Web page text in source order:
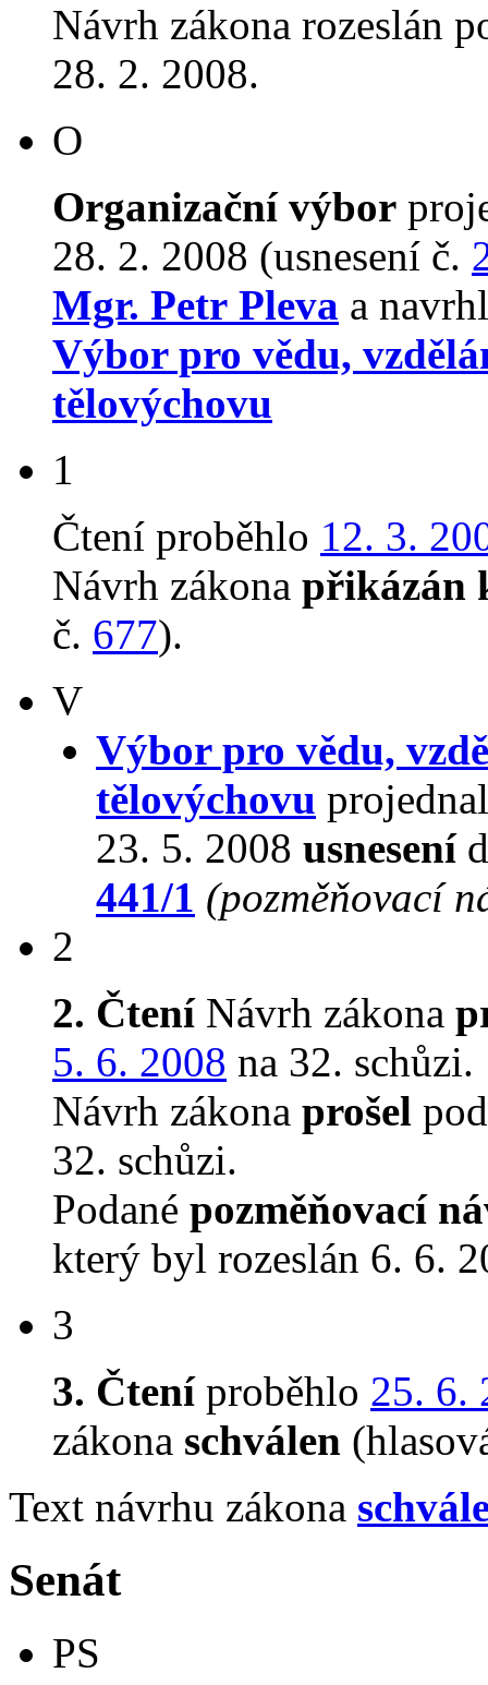
Návrh zákona rozeslán
28. 2. 2008.
O
Organizační výbor
28. 2. 2008 (usnesení č.
Mgr. Petr Pleva a
Výbor pro vědu,
tělovýchovu
1
Čtení proběhlo 12. 3.
Návrh zákona přikázán
č. 677).
V
Výbor pro vědu,
tělovýchovu
23. 5. 2008 usnesení
441/1 (pozměňovací
2
2. ČteníNávrh zákona
5. 6. 2008 na 32. schůzi.
Návrh zákona prošel
32. schůzi.
Podané pozměňovací
který byl rozeslán 6. 6.
3
3. Čteníproběhlo 25. 6.
zákona schválen
Text návrhu zákona
Senát
PS